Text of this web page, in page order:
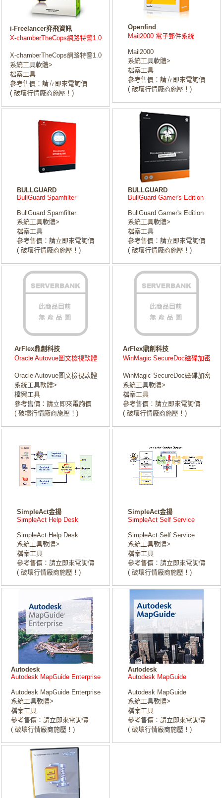
i-Freelancer弈飛資訊
X-chamberTheCops網路特警1.0
X-chamberTheCops網路特警1.0
系統工具軟體>
檔案工具
參考售價：請立即來電詢價
( 破壞行情廠商施壓！)
Openfind
Mail2000 電子郵件系統
Mail2000
系統工具軟體>
檔案工具
參考售價：請立即來電詢價
( 破壞行情廠商施壓！)
BULLGUARD
BullGuard Spamfilter
BullGuard Spamfilter
系統工具軟體>
檔案工具
參考售價：請立即來電詢價
( 破壞行情廠商施壓！)
BULLGUARD
BullGuard Gamer's Edition
BullGuard Gamer's Edition
系統工具軟體>
檔案工具
參考售價：請立即來電詢價
( 破壞行情廠商施壓！)
ArFlex鼎創科技
Oracle Autovue圖文檢視軟體
Oracle Autovue圖文檢視軟體
系統工具軟體>
檔案工具
參考售價：請立即來電詢價
( 破壞行情廠商施壓！)
ArFlex鼎創科技
WinMagic SecureDoc磁碟加密
WinMagic SecureDoc磁碟加密
系統工具軟體>
檔案工具
參考售價：請立即來電詢價
( 破壞行情廠商施壓！)
SimpleAct金揚
SimpleAct Help Desk
SimpleAct Help Desk
系統工具軟體>
檔案工具
參考售價：請立即來電詢價
( 破壞行情廠商施壓！)
SimpleAct金揚
SimpleAct Self Service
SimpleAct Self Service
系統工具軟體>
檔案工具
參考售價：請立即來電詢價
( 破壞行情廠商施壓！)
Autodesk
Autodesk MapGuide Enterprise
Autodesk MapGuide Enterprise
系統工具軟體>
檔案工具
參考售價：請立即來電詢價
( 破壞行情廠商施壓！)
Autodesk
Autodesk MapGuide
Autodesk MapGuide
系統工具軟體>
檔案工具
參考售價：請立即來電詢價
( 破壞行情廠商施壓！)